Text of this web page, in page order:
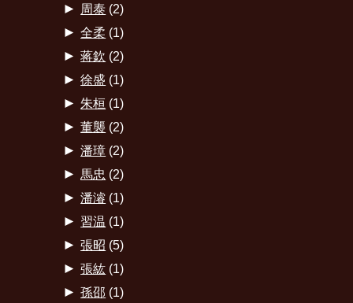
► 周泰 (2)
► 全柔 (1)
► 蒋欽 (2)
► 徐盛 (1)
► 朱桓 (1)
► 董襲 (2)
► 潘璋 (2)
► 馬忠 (2)
► 潘濬 (1)
► 習温 (1)
► 張昭 (5)
► 張紘 (1)
► 孫邵 (1)